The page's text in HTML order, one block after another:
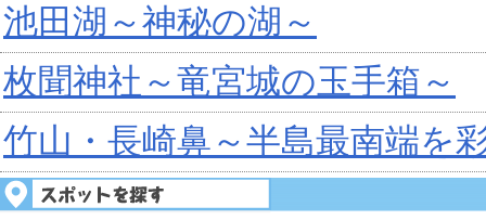
池田湖～神秘の湖～
枚聞神社～竜宮城の玉手箱～
竹山・長崎鼻～半島最南端を